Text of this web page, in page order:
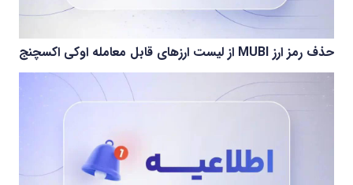
حذف رمز ارز MUBI از لیست ارزهای قابل معامله اوکی اکسچنج